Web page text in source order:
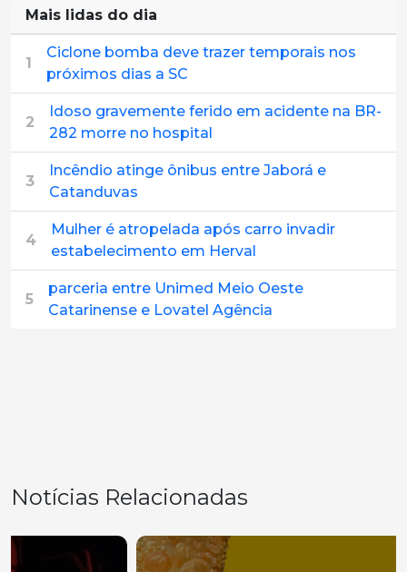
Mais lidas do dia
1
Ciclone bomba deve trazer temporais nos
próximos dias a SC
2
Idoso gravemente ferido em acidente na BR-
282 morre no hospital
3
Incêndio atinge ônibus entre Jaborá e
Catanduvas
4
Mulher é atropelada após carro invadir
estabelecimento em Herval
5
parceria entre Unimed Meio Oeste
Catarinense e Lovatel Agência
Notícias Relacionadas